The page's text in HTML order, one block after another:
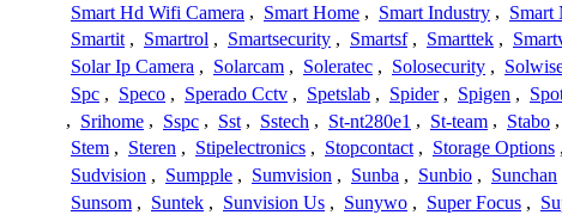
Smart Hd Wifi Camera , Smart Home , Smart Industry , Smart
Smartit , Smartrol , Smartsecurity , Smartsf , Smarttek ,
Solar Ip Camera , Solarcam , Soleratec , Solosecurity ,
Spc , Speco , Sperado Cctv , Spetslab , Spider , Spigen ,
, Srihome , Sspc , Sst , Sstech , St-nt280e1 , St-team , Stabo ,
Stem , Steren , Stipelectronics , Stopcontact , Storage Options ,
Sudvision , Sumpple , Sumvision , Sunba , Sunbio , Sunchan
Sunsom , Suntek , Sunvision Us , Sunywo , Super Focus ,